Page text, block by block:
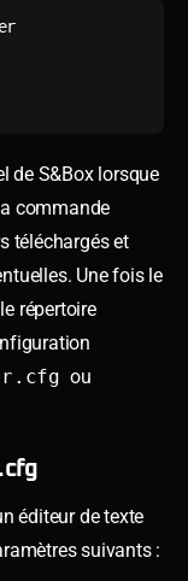
de S&Box lorsque
commande
téléchargés et
Une fois le
répertoire
ou
éditeur de texte
suivants :